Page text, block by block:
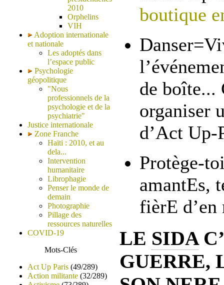
2010
Orphelins
VIH
Adoption internationale
et nationale
Les adoptés dans
l’espace public
Psychologie
géopolitique
"Nous
professionnels de la
psychologie et de la
psychiatrie"
Justice internationale
Zone Franche
Haïti : 2010, et au
dela...
Intervention
humanitaire
Librophagie
Penser le monde de
demain
Photographie
Pillage des
ressources naturelles
COVID-19
Mots-Clés
Act Up Paris (49/289)
Action militante (32/289)
boutique
de boîte...
organiser
d’Act Up-
Protège-
amantEs,
fièrE
LE SIDA
GUERRE,